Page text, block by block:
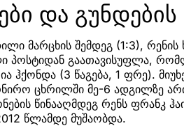
და
მარცხის შემდეგ (1:3),
პოსტიდან გაათავისუფლა,
ჰქონდა (3 წაგება, 1 ფრე).
ცხრილში მე-6 ადგილზე
წინააღმდეგ რენს ფრანკ
წლამდე მუშაობდა.